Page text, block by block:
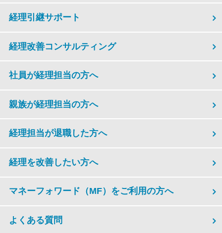
経理引継サポート
経理改善コンサルティング
社員が経理担当の方へ
親族が経理担当の方へ
経理担当が退職した方へ
経理を改善したい方へ
マネーフォワード（MF）をご利用の方へ
よくある質問